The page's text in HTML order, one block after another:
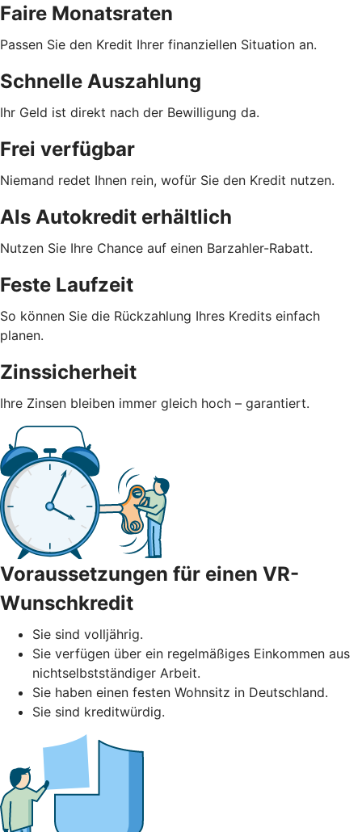
Faire Monatsraten
Passen Sie den Kredit Ihrer finanziellen Situation an.
Schnelle Auszahlung
Ihr Geld ist direkt nach der Bewilligung da.
Frei verfügbar
Niemand redet Ihnen rein, wofür Sie den Kredit nutzen.
Als Autokredit erhältlich
Nutzen Sie Ihre Chance auf einen Barzahler-Rabatt.
Feste Laufzeit
So können Sie die Rückzahlung Ihres Kredits einfach
planen.
Zinssicherheit
Ihre Zinsen bleiben immer gleich hoch – garantiert.
Voraussetzungen für einen VR-
Wunschkredit
Sie sind volljährig.
Sie verfügen über ein regelmäßiges Einkommen aus
nichtselbstständiger Arbeit.
Sie haben einen festen Wohnsitz in Deutschland.
Sie sind kreditwürdig.